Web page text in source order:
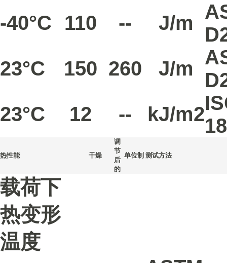
-40°C
110 -- J/m
23°C
150 260 J/m
23°C
12 -- kJ/m2
热性能 干燥
调
节
后
的
单位制 测试方法
载荷下
热变形
温度